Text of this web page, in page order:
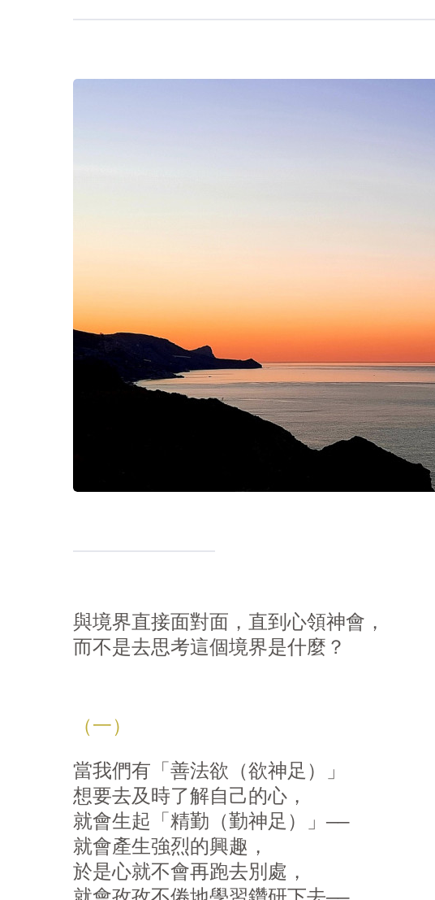
與境界直接面對面，直到心領神會，
而不是去思考這個境界是什麼？
（一）
當我們有「善法欲 （欲神足）」
想要去及時了解自己的心，
就會生起「精勤（勤神足）」——
就會產生強烈的興趣，
於是心就不會再跑去別處，